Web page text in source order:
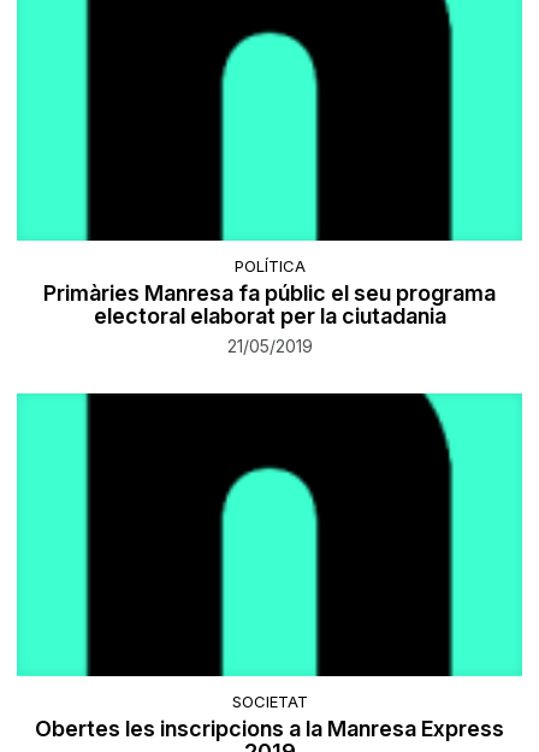
POLÍTICA
Primàries Manresa fa públic el seu programa
electoral elaborat per la ciutadania
21/05/2019
SOCIETAT
Obertes les inscripcions a la Manresa Express